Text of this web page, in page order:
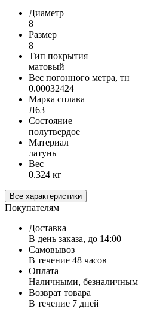
Диаметр
8
Размер
8
Тип покрытия
матовый
Вес погонного метра, тн
0.00032424
Марка сплава
Л63
Состояние
полутвердое
Материал
латунь
Вес
0.324 кг
Все характеристики
Покупателям
Доставка
В день заказа, до 14:00
Самовывоз
В течение 48 часов
Оплата
Наличными, безналичным
Возврат товара
В течение 7 дней